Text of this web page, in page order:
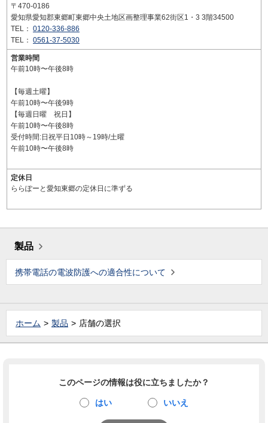
〒470-0186
愛知県愛知郡東郷町東郷中央土地区画整理事業62街区1・3 3階34500
TEL： 0120-336-886
TEL： 0561-37-5030
営業時間
午前10時〜午後8時
【毎週土曜】
午前10時〜午後9時
【毎週日曜 祝日】
午前10時〜午後8時
受付時間:日祝平日10時～19時/土曜
午前10時〜午後8時
定休日
ららぽーと愛知東郷の定休日に準ずる
製品
携帯電話の電波防護への適合性について
ホーム 製品 店舗の選択
このページの情報は役に立ちましたか？
はい いいえ